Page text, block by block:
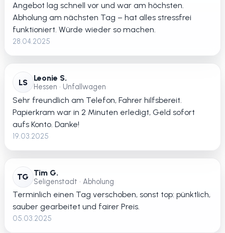
Angebot lag schnell vor und war am höchsten.
Abholung am nächsten Tag – hat alles stressfrei
funktioniert. Würde wieder so machen.
28.04.2025
LS Leonie S.
Hessen • Unfallwagen
Sehr freundlich am Telefon, Fahrer hilfsbereit.
Papierkram war in 2 Minuten erledigt, Geld sofort
aufs Konto. Danke!
19.03.2025
TG Tim G.
Seligenstadt • Abholung
Terminlich einen Tag verschoben, sonst top: pünktlich,
sauber gearbeitet und fairer Preis.
05.03.2025